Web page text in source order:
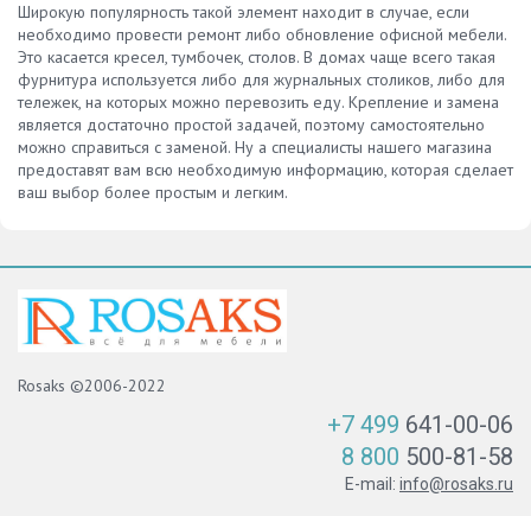
Широкую популярность такой элемент находит в случае, если
необходимо провести ремонт либо обновление офисной мебели.
Это касается кресел, тумбочек, столов. В домах чаще всего такая
фурнитура используется либо для журнальных столиков, либо для
тележек, на которых можно перевозить еду. Крепление и замена
является достаточно простой задачей, поэтому самостоятельно
можно справиться с заменой. Ну а специалисты нашего магазина
предоставят вам всю необходимую информацию, которая сделает
ваш выбор более простым и легким.
Rosaks ©2006-2022
+7 499 641-00-06
8 800 500-81-58
E-mail: info@rosaks.ru